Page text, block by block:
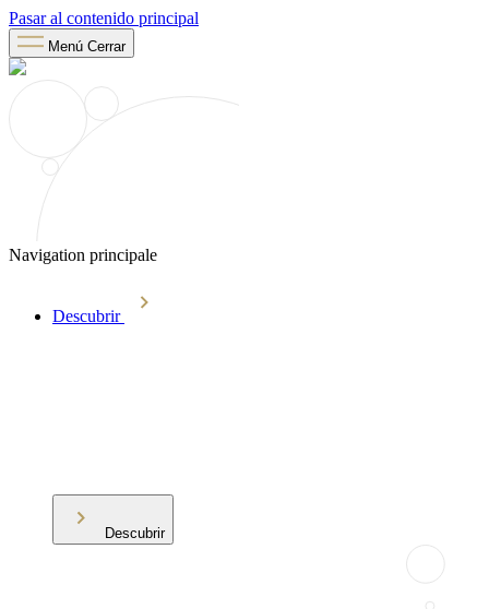
Pasar al contenido principal
Menú Cerrar
Navigation principale
Descubrir
Descubrir